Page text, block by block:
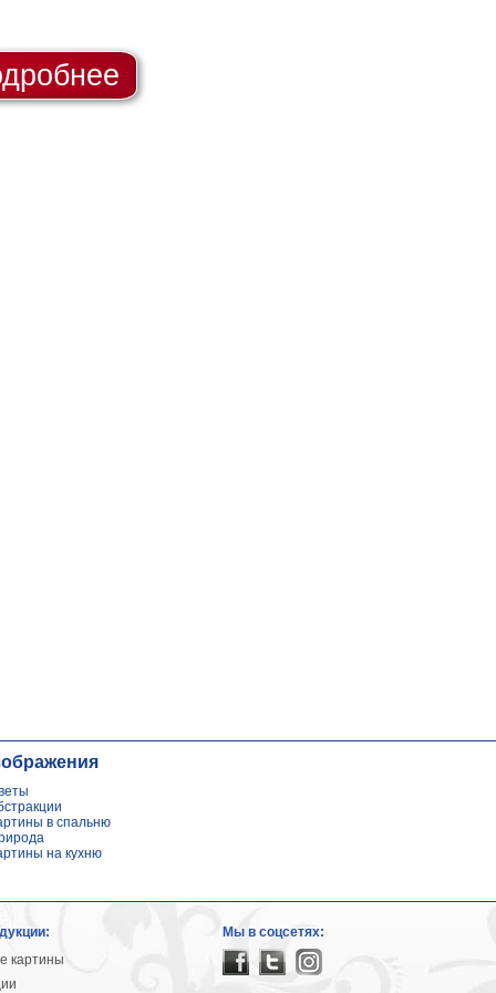
в спальню
на кухню
картины
Мы в соцсетях: